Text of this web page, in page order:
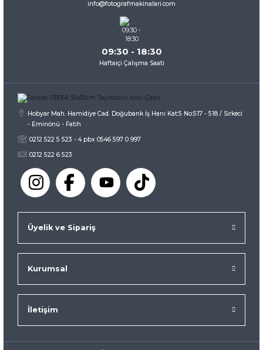
info@fotografmakinalari.com
09:30 - 18:30
Haftaiçi Çalışma Saati
Hobyar Mah. Hamidiye Cad. Doğubank İş Hanı Kat:5 No:517 - 518 / Sirkeci
- Eminönü - Fatih
0212 522 5 523 - 4 pbx 0546 597 0 997
0212 522 6 523
Üyelik ve Sipariş
Kurumsal
İletişim